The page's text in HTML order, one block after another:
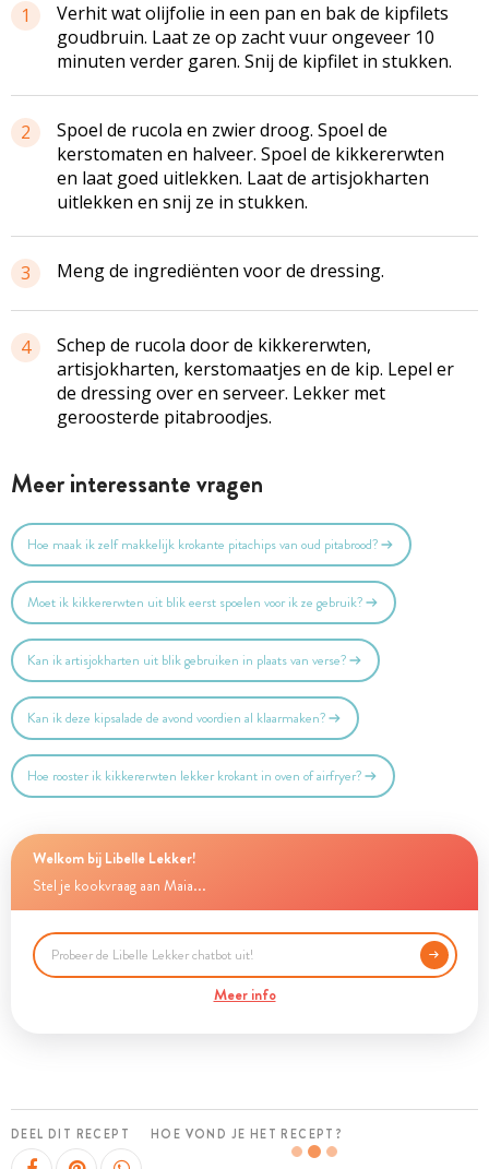
1
Verhit wat olijfolie in een pan en bak de kipfilets
goudbruin. Laat ze op zacht vuur ongeveer 10
minuten verder garen. Snij de kipfilet in stukken.
2
Spoel de rucola en zwier droog. Spoel de
kerstomaten en halveer. Spoel de kikkererwten
en laat goed uitlekken. Laat de artisjokharten
uitlekken en snij ze in stukken.
3 Meng de ingrediënten voor de dressing.
4
Schep de rucola door de kikkererwten,
artisjokharten, kerstomaatjes en de kip. Lepel er
de dressing over en serveer. Lekker met
geroosterde pitabroodjes.
Meer interessante vragen
Hoe maak ik zelf makkelijk krokante pitachips van oud pitabrood?
Moet ik kikkererwten uit blik eerst spoelen voor ik ze gebruik?
Kan ik artisjokharten uit blik gebruiken in plaats van verse?
Kan ik deze kipsalade de avond voordien al klaarmaken?
Hoe rooster ik kikkererwten lekker krokant in oven of airfryer?
Welkom bij Libelle Lekker!
Stel je kookvraag aan Maia...
Meer info
DEEL DIT RECEPT HOE VOND JE HET RECEPT?